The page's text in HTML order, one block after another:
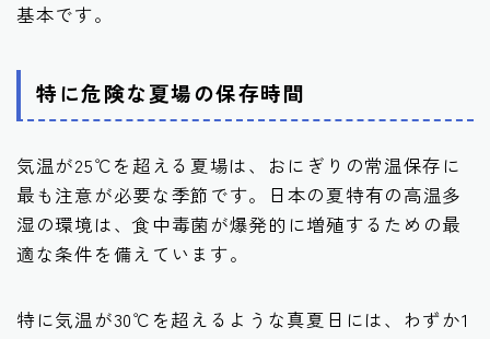
基本です。
特に危険な夏場の保存時間
気温が25℃を超える夏場は、おにぎりの常温保存に
最も注意が必要な季節です。日本の夏特有の高温多
湿の環境は、食中毒菌が爆発的に増殖するための最
適な条件を備えています。
特に気温が30℃を超えるような真夏日には、 わずか1